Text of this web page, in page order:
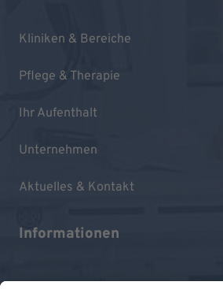
Kliniken & Bereiche
Pflege & Therapie
Ihr Aufenthalt
Unternehmen
Aktuelles & Kontakt
Informationen